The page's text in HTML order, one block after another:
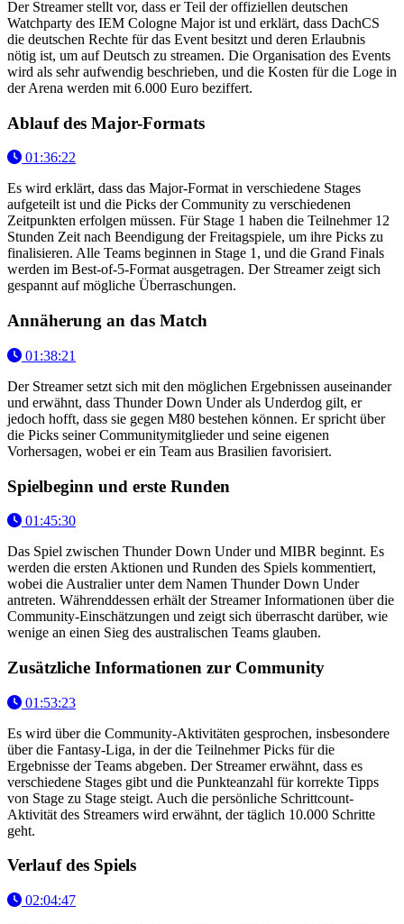
Der Streamer stellt vor, dass er Teil der offiziellen deutschen
Watchparty des IEM Cologne Major ist und erklärt, dass DachCS
die deutschen Rechte für das Event besitzt und deren Erlaubnis
nötig ist, um auf Deutsch zu streamen. Die Organisation des Events
wird als sehr aufwendig beschrieben, und die Kosten für die Loge in
der Arena werden mit 6.000 Euro beziffert.
Ablauf des Major-Formats
01:36:22
Es wird erklärt, dass das Major-Format in verschiedene Stages
aufgeteilt ist und die Picks der Community zu verschiedenen
Zeitpunkten erfolgen müssen. Für Stage 1 haben die Teilnehmer 12
Stunden Zeit nach Beendigung der Freitagspiele, um ihre Picks zu
finalisieren. Alle Teams beginnen in Stage 1, und die Grand Finals
werden im Best-of-5-Format ausgetragen. Der Streamer zeigt sich
gespannt auf mögliche Überraschungen.
Annäherung an das Match
01:38:21
Der Streamer setzt sich mit den möglichen Ergebnissen auseinander
und erwähnt, dass Thunder Down Under als Underdog gilt, er
jedoch hofft, dass sie gegen M80 bestehen können. Er spricht über
die Picks seiner Communitymitglieder und seine eigenen
Vorhersagen, wobei er ein Team aus Brasilien favorisiert.
Spielbeginn und erste Runden
01:45:30
Das Spiel zwischen Thunder Down Under und MIBR beginnt. Es
werden die ersten Aktionen und Runden des Spiels kommentiert,
wobei die Australier unter dem Namen Thunder Down Under
antreten. Währenddessen erhält der Streamer Informationen über die
Community-Einschätzungen und zeigt sich überrascht darüber, wie
wenige an einen Sieg des australischen Teams glauben.
Zusätzliche Informationen zur Community
01:53:23
Es wird über die Community-Aktivitäten gesprochen, insbesondere
über die Fantasy-Liga, in der die Teilnehmer Picks für die
Ergebnisse der Teams abgeben. Der Streamer erwähnt, dass es
verschiedene Stages gibt und die Punkteanzahl für korrekte Tipps
von Stage zu Stage steigt. Auch die persönliche Schrittcount-
Aktivität des Streamers wird erwähnt, der täglich 10.000 Schritte
geht.
Verlauf des Spiels
02:04:47